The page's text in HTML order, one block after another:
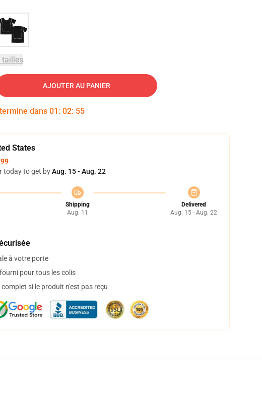
tailles
AJOUTER AU PANIER
dans 01 : 02: 54
States
today to get byAug. 15 - Aug. 22
Shipping
Aug. 11
Delivered
Aug. 15 - Aug. 22
à votre porte
pour tous les colis
si le produit n'est pas reçu